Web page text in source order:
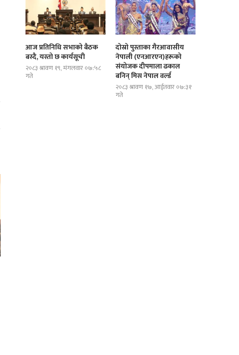
आज प्रतिनिधि सभाको बैठक
बस्दै, यस्तो छ कार्यसूची
२०८३ श्रावण १९, मंगलवार ०७:५८
गते
दोस्रो पुस्ताका गैरआवासीय
नेपाली (एनआरएन)हरूको
संयोजक दीपमाला ढकाल
बनिन् मिस नेपाल वर्ल्ड
२०८३ श्रावण १७, आईतवार ०७:३१
गते